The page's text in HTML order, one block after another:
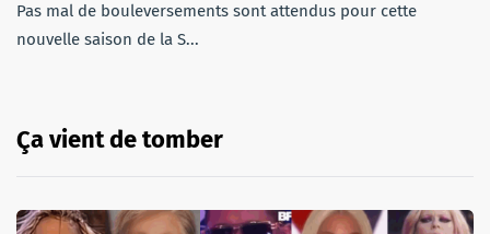
Pas mal de bouleversements sont attendus pour cette
nouvelle saison de la S...
Ça vient de tomber